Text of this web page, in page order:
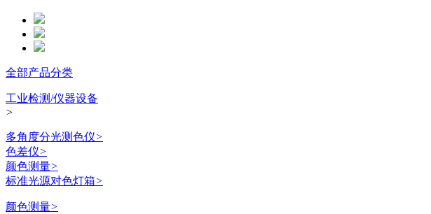
全部产品分类
工业检测/仪器设备
>
多角度分光测色仪>
色差仪>
颜色测量>
标准光源对色灯箱>
颜色测量>